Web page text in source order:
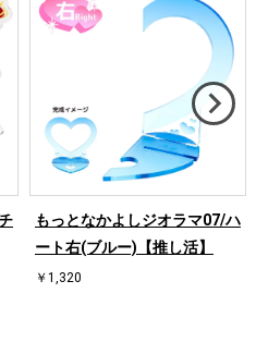
もっとなかよしジオラマ07/ハ
ート右(ブルー)【推し活】
￥1,320